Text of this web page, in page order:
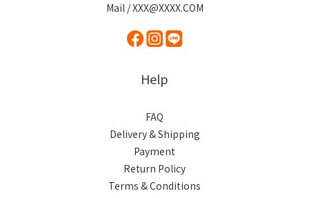
Mail / XXX@XXXX.COM
Help
FAQ
Delivery & Shipping
Payment
Return Policy
Terms & Conditions